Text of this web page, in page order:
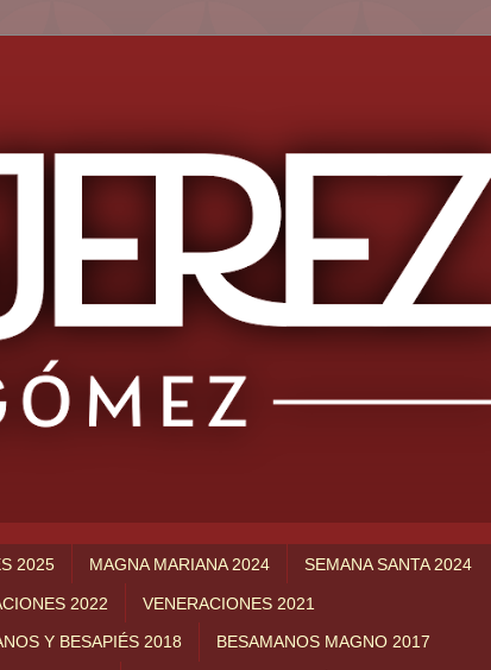
2025 MAGNA MARIANA 2024 SEMANA SANTA 2024
2022 VENERACIONES 2021
Y BESAPIÉS 2018 BESAMANOS MAGNO 2017